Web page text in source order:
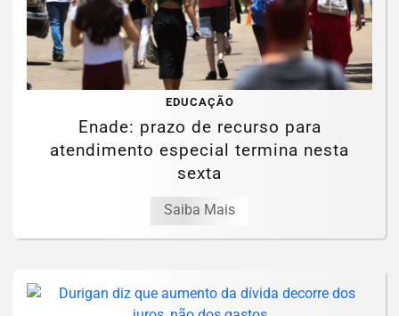
EDUCAÇÃO
Enade: prazo de recurso para
atendimento especial termina nesta
sexta
Saiba Mais